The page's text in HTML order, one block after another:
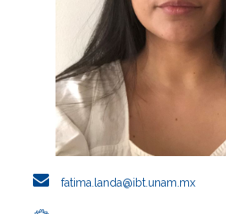
fatima.landa@ibt.unam.mx